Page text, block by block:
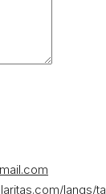
langs/ta